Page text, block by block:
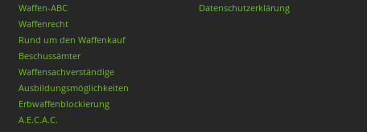
Waffen-ABC
Waffenrecht
Rund um den Waffenkauf
Beschussämter
Waffensachverständige
Ausbildungsmöglichkeiten
Erbwaffenblockierung
A.E.C.A.C.
Datenschutzerklärung